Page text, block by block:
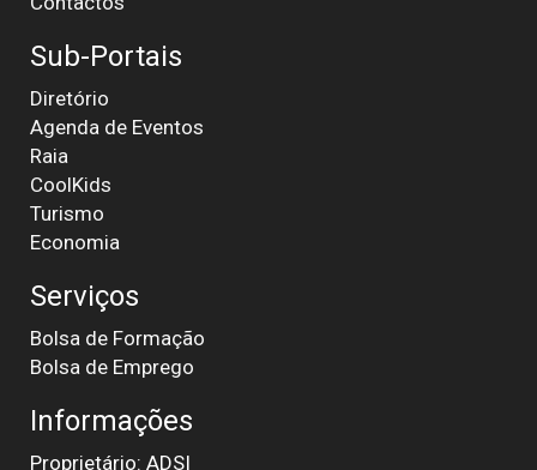
Sub-Portais
Diretório
Agenda de Eventos
Raia
CoolKids
Turismo
Economia
Serviços
Bolsa de Formação
Bolsa de Emprego
Informações
Proprietário: ADSI